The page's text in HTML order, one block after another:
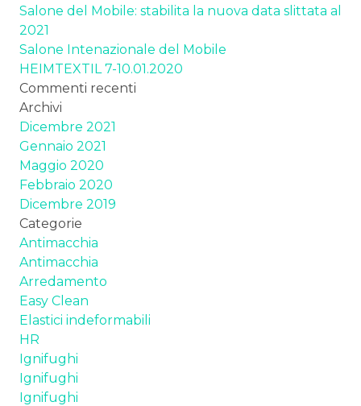
Salone del Mobile: stabilita la nuova data slittata al
2021
Salone Intenazionale del Mobile
HEIMTEXTIL 7-10.01.2020
Commenti recenti
Archivi
Dicembre 2021
Gennaio 2021
Maggio 2020
Febbraio 2020
Dicembre 2019
Categorie
Antimacchia
Antimacchia
Arredamento
Easy Clean
Elastici indeformabili
HR
Ignifughi
Ignifughi
Ignifughi